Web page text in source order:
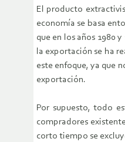
El producto
economía se basa
que en los años 1980
la exportación se ha
este enfoque, ya que
exportación.
Por supuesto, todo
compradores
corto tiempo se